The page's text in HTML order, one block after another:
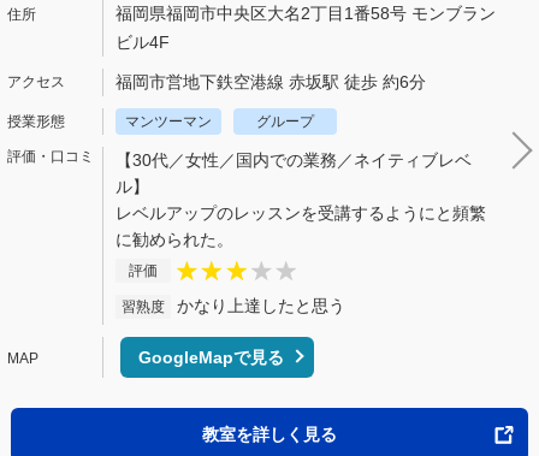
福岡県福岡市中央区大名2丁目1番58号 モンブラン
ビル4F
福岡市営地下鉄空港線 赤坂駅 徒歩 約6分
マンツーマン グループ
【30代／女性／国内での業務／ネイティブレベ
ル】
レベルアップのレッスンを受講するようにと頻繁
に勧められた。
評価
習熟度 かなり上達したと思う
GoogleMapで見る
教室を詳しく見る